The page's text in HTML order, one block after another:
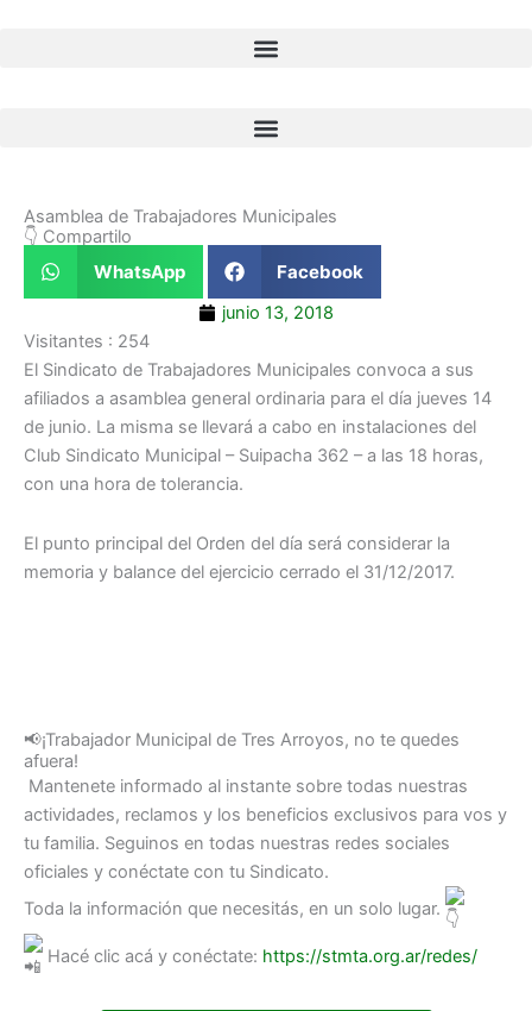
Asamblea de Trabajadores Municipales
👇 Compartilo
WhatsApp Facebook
junio 13, 2018
Visitantes : 254
El Sindicato de Trabajadores Municipales convoca a sus
afiliados a asamblea general ordinaria para el día jueves 14
de junio. La misma se llevará a cabo en instalaciones del
Club Sindicato Municipal – Suipacha 362 – a las 18 horas,
con una hora de tolerancia.
El punto principal del Orden del día será considerar la
memoria y balance del ejercicio cerrado el 31/12/2017.
📢¡Trabajador Municipal de Tres Arroyos, no te quedes
afuera!
Mantenete informado al instante sobre todas nuestras
actividades, reclamos y los beneficios exclusivos para vos y
tu familia. Seguinos en todas nuestras redes sociales
oficiales y conéctate con tu Sindicato.
Toda la información que necesitás, en un solo lugar.
Hacé clic acá y conéctate: https://stmta.org.ar/redes/